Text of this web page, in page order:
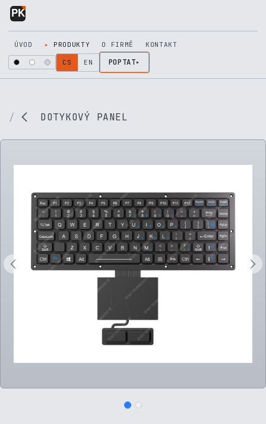
Přejít na obsah
ÚVOD PRODUKTY O FIRMĚ KONTAKT
CS EN POPTAT
DOTYKOVÝ PANEL